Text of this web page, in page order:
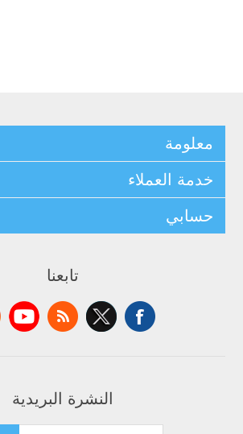
معلومة
خدمة العملاء
حسابي
تابعنا
النشرة البريدية